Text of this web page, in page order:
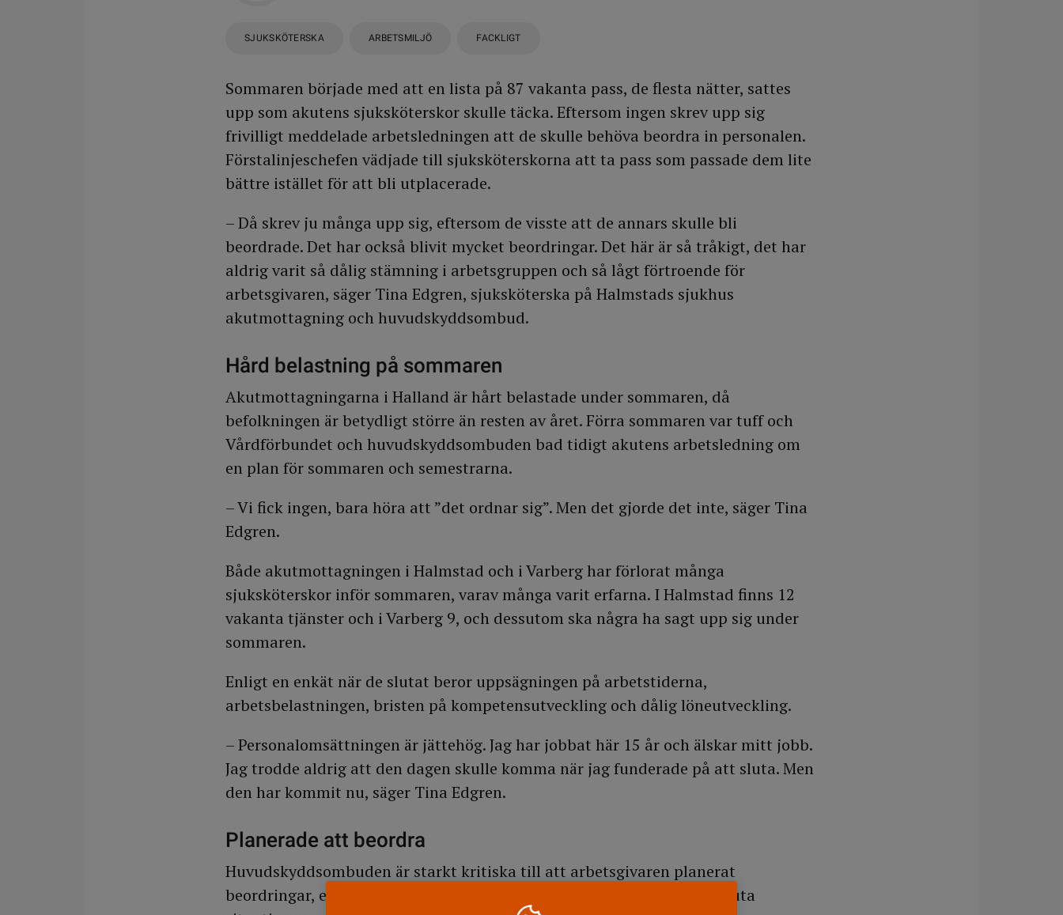
SJUKSKÖTERSKA ARBETSMILJÖ FACKLIGT
Sommaren började med att en lista på 87 vakanta pass, de flesta nätter, sattes
upp som akutens sjuksköterskor skulle täcka. Eftersom ingen skrev upp sig
frivilligt meddelade arbetsledningen att de skulle behöva beordra in personalen.
Förstalinjeschefen vädjade till sjuksköterskorna att ta pass som passade dem lite
bättre istället för att bli utplacerade.
– Då skrev ju många upp sig, eftersom de visste att de annars skulle bli
beordrade. Det har också blivit mycket beordringar. Det här är så tråkigt, det har
aldrig varit så dålig stämning i arbetsgruppen och så lågt förtroende för
arbetsgivaren, säger Tina Edgren, sjuksköterska på Halmstads sjukhus
akutmottagning och huvudskyddsombud.
Hård belastning på sommaren
Akutmottagningarna i Halland är hårt belastade under sommaren, då
befolkningen är betydligt större än resten av året. Förra sommaren var tuff och
Vårdförbundet och huvudskyddsombuden bad tidigt akutens arbetsledning om
en plan för sommaren och semestrarna.
– Vi fick ingen, bara höra att ”det ordnar sig”. Men det gjorde det inte, säger Tina
Edgren.
Både akutmottagningen i Halmstad och i Varberg har förlorat många
sjuksköterskor inför sommaren, varav många varit erfarna. I Halmstad finns 12
vakanta tjänster och i Varberg 9, och dessutom ska några ha sagt upp sig under
sommaren.
Enligt en enkät när de slutat beror uppsägningen på arbetstiderna,
arbetsbelastningen, bristen på kompetensutveckling och dålig löneutveckling.
– Personalomsättningen är jättehög. Jag har jobbat här 15 år och älskar mitt jobb.
Jag trodde aldrig att den dagen skulle komma när jag funderade på att sluta. Men
den har kommit nu, säger Tina Edgren.
Planerade att beordra
Huvudskyddsombuden är starkt kritiska till att arbetsgivaren planerat
beordringar, en tvingande åtgärd som bara ska användas i nödfall i akuta